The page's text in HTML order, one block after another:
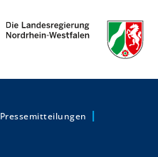
Pressemitteilungen